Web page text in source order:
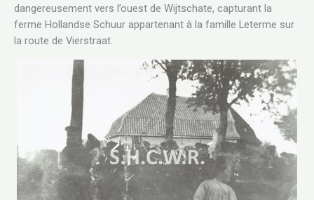
dangereusement vers l’ouest de Wijtschate, capturant la
ferme Hollandse Schuur appartenant à la famille Leterme sur
la route de Vierstraat.